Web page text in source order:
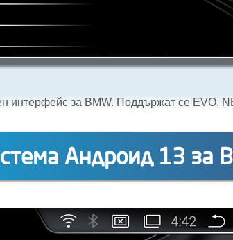
интерфейс за BMW. Поддържат се EVO,
Андроид 13 за